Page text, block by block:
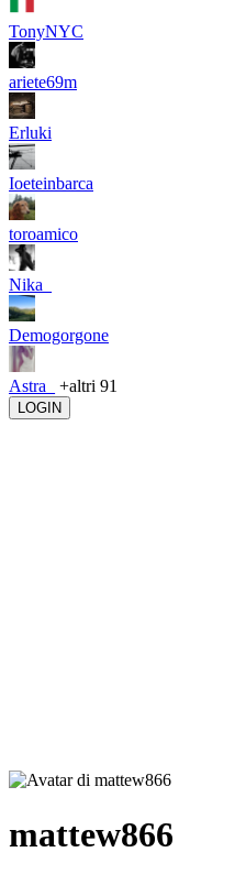
TonyNYC
ariete69m
Erluki
Ioeteinbarca
toroamico
Nika_
Demogorgone
Astra_ +altri 91
LOGIN
mattew866